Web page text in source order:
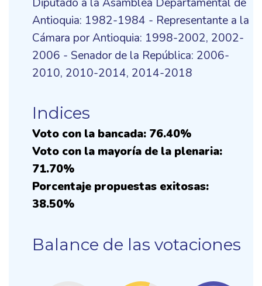
Antioquia: 1982-1984 - Representante a la
Cámara por Antioquia: 1998-2002, 2002-
2006 - Senador de la República: 2006-
2010, 2010-2014, 2014-2018
Indices
Voto con la bancada: 76.40%
Voto con la mayoría de la plenaria:
71.70%
Porcentaje propuestas exitosas:
38.50%
Balance de las votaciones